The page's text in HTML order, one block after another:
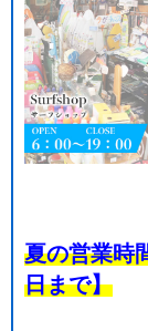
夏の営業時
日まで】